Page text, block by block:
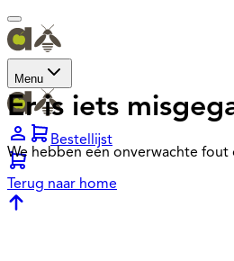
Menu
Bestellijst
Er is iets
We hebben een onverwachte
Terug naar home